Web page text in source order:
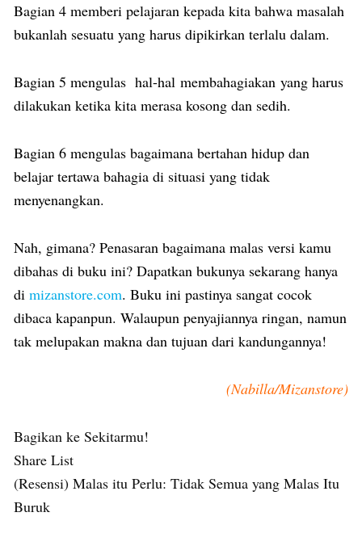
Bagian 4 memberi pelajaran kepada kita bahwa masalah
bukanlah sesuatu yang harus dipikirkan terlalu dalam.
Bagian 5 mengulas hal-hal membahagiakan yang harus
dilakukan ketika kita merasa kosong dan sedih.
Bagian 6 mengulas bagaimana bertahan hidup dan
belajar tertawa bahagia di situasi yang tidak
menyenangkan.
Nah, gimana? Penasaran bagaimana malas versi kamu
dibahas di buku ini? Dapatkan bukunya sekarang hanya
di mizanstore.com. Buku ini pastinya sangat cocok
dibaca kapanpun. Walaupun penyajiannya ringan, namun
tak melupakan makna dan tujuan dari kandungannya!
(Nabilla/Mizanstore)
Bagikan ke Sekitarmu!
Share List
(Resensi) Malas itu Perlu: Tidak Semua yang Malas Itu
Buruk